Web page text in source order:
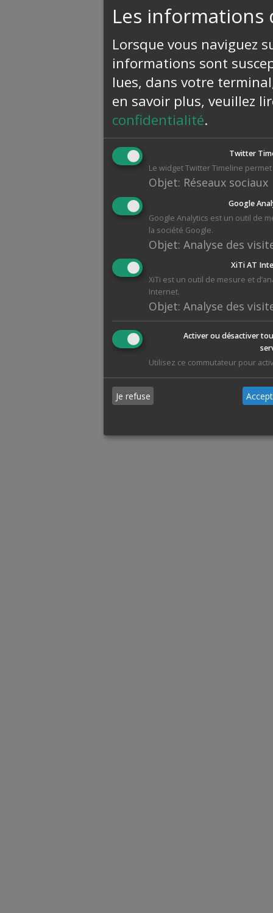
Les informations
Lorsque vous naviguez
informations sont
lues, dans votre
en savoir plus, veuillez
confidentialité.
Twitter
Le widget Twitter Timeline
Objet: Réseaux sociaux
Google
Google Analytics est un outil de
la société Google.
Objet: Analyse des
XiTi AT
XiTi est un outil de mesure et
Internet.
Objet: Analyse des
Activer ou désactiver
Utilisez ce commutateur pour
Je refuse